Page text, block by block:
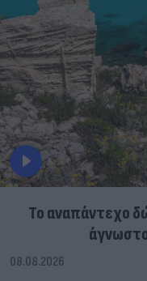
To αναπάντεχο
08.08.2026